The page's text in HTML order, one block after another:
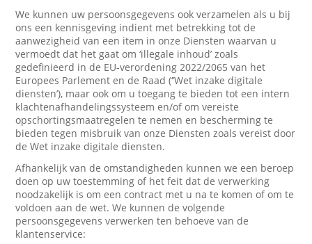
We kunnen uw persoonsgegevens ook verzamelen als u bij
ons een kennisgeving indient met betrekking tot de
aanwezigheid van een item in onze Diensten waarvan u
vermoedt dat het gaat om ‘illegale inhoud’ zoals
gedefinieerd in de EU-verordening 2022/2065 van het
Europees Parlement en de Raad (‘’Wet inzake digitale
diensten’), maar ook om u toegang te bieden tot een intern
klachtenafhandelingssysteem en/of om vereiste
opschortingsmaatregelen te nemen en bescherming te
bieden tegen misbruik van onze Diensten zoals vereist door
de Wet inzake digitale diensten.
Afhankelijk van de omstandigheden kunnen we een beroep
doen op uw toestemming of het feit dat de verwerking
noodzakelijk is om een contract met u na te komen of om te
voldoen aan de wet. We kunnen de volgende
persoonsgegevens verwerken ten behoeve van de
klantenservice: